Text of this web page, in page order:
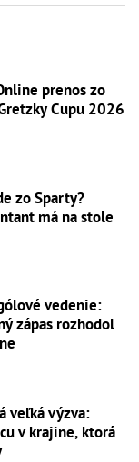
prenos zo
Cupu 2026
zo Sparty?
má na stole
vedenie:
zápas rozhodol
veľká výzva:
v krajine, ktorá